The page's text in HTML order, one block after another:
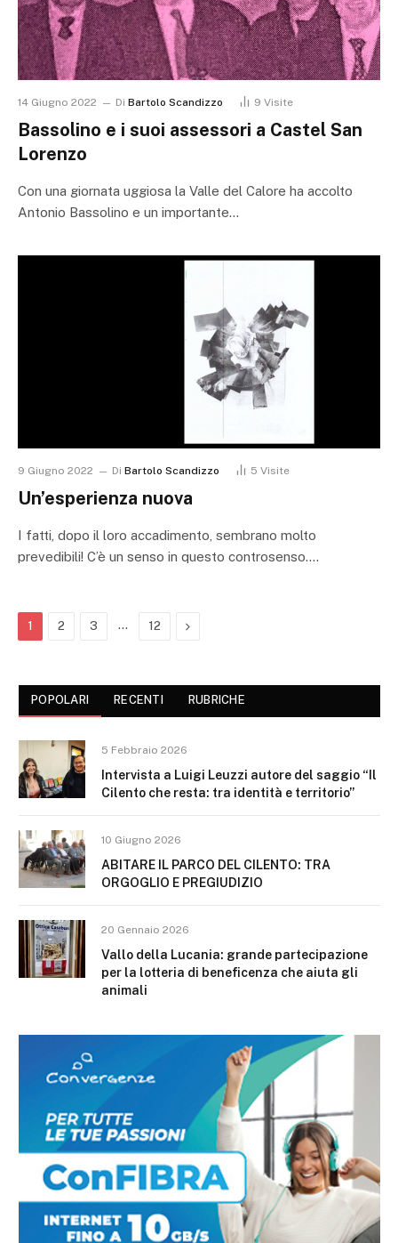
14 Giugno 2022 Di Bartolo Scandizzo 9 Visite
Bassolino e i suoi assessori a Castel San
Lorenzo
Con una giornata uggiosa la Valle del Calore ha accolto
Antonio Bassolino e un importante…
9 Giugno 2022 Di Bartolo Scandizzo 5 Visite
Un’esperienza nuova
I fatti, dopo il loro accadimento, sembrano molto
prevedibili! C’è un senso in questo controsenso.…
1 2 3 … 12 Next
POPOLARI RECENTI RUBRICHE
5 Febbraio 2026
Intervista a Luigi Leuzzi autore del saggio “Il
Cilento che resta: tra identità e territorio”
10 Giugno 2026
ABITARE IL PARCO DEL CILENTO: TRA
ORGOGLIO E PREGIUDIZIO
20 Gennaio 2026
Vallo della Lucania: grande partecipazione
per la lotteria di beneficenza che aiuta gli
animali